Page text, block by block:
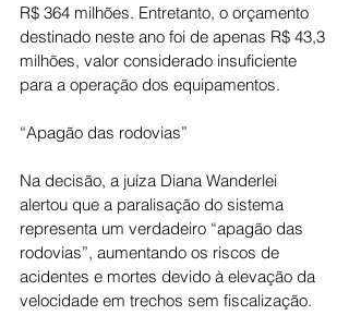
R$ 364 milhões. Entretanto, o orçamento
destinado neste ano foi de apenas R$ 43,3
milhões, valor considerado insuficiente
para a operação dos equipamentos.
“Apagão das rodovias”
Na decisão, a juíza Diana Wanderlei
alertou que a paralisação do sistema
representa um verdadeiro “apagão das
rodovias”, aumentando os riscos de
acidentes e mortes devido à elevação da
velocidade em trechos sem fiscalização.